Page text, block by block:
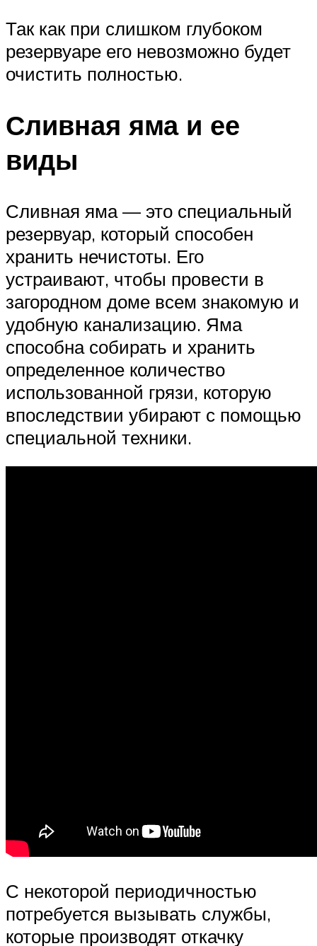
Так как при слишком глубоком
резервуаре его невозможно будет
очистить полностью.
Сливная яма и ее
виды
Сливная яма — это специальный
резервуар, который способен
хранить нечистоты. Его
устраивают, чтобы провести в
загородном доме всем знакомую и
удобную канализацию. Яма
способна собирать и хранить
определенное количество
использованной грязи, которую
впоследствии убирают с помощью
специальной техники.
С некоторой периодичностью
потребуется вызывать службы,
которые производят откачку